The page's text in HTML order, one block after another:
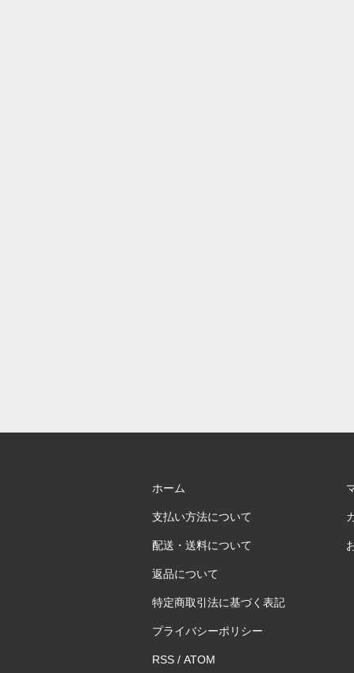
ホーム
支払い方法について
配送・送料について
返品について
特定商取引法に基づく表記
プライバシーポリシー
RSS/ ATOM